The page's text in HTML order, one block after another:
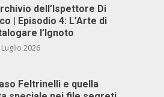
dell’Ispettore Di
| Episodio 4: L’Arte di
l’Ignoto
2026
Feltrinelli e quella